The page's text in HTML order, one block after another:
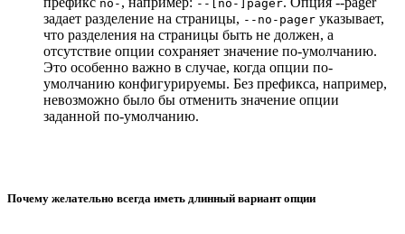
no- --[no-]pager
задает разделение на страницы, --no-pager указывает,
что разделения на страницы быть не должен, а
отсутствие опции сохраняет значение по-умолчанию.
Это особенно важно в случае, когда опции по-
умолчанию конфигурируемы. Без префикса, например,
невозможно было бы отменить значение опции
заданной по-умолчанию.
Почему желательно всегда иметь длинный вариант опции